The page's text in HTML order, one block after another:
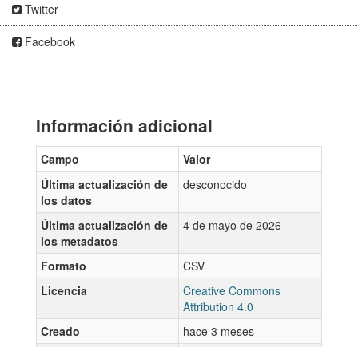
Twitter
Facebook
Información adicional
Campo
Valor
Última actualización de
los datos
desconocido
Última actualización de
los metadatos
4 de mayo de 2026
Formato
CSV
Licencia
Creative Commons
Attribution 4.0
Creado
hace 3 meses